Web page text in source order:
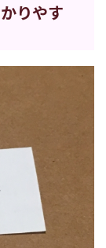
りやす